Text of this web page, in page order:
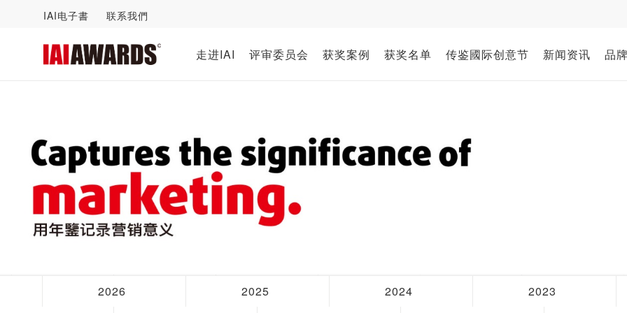
IAI电子書 联系我們
走进IAI 评审委员会 获奖案例 获奖名单 传鉴國际创意节 新闻资讯 品
2026 2025 2024 2023